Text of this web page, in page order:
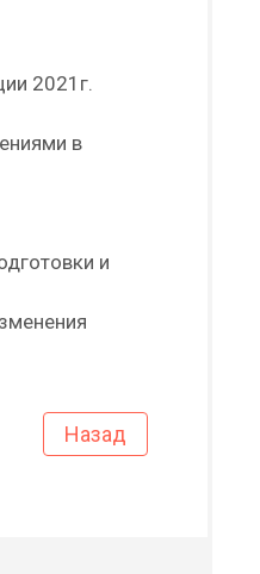
2021г.
в
и
Назад